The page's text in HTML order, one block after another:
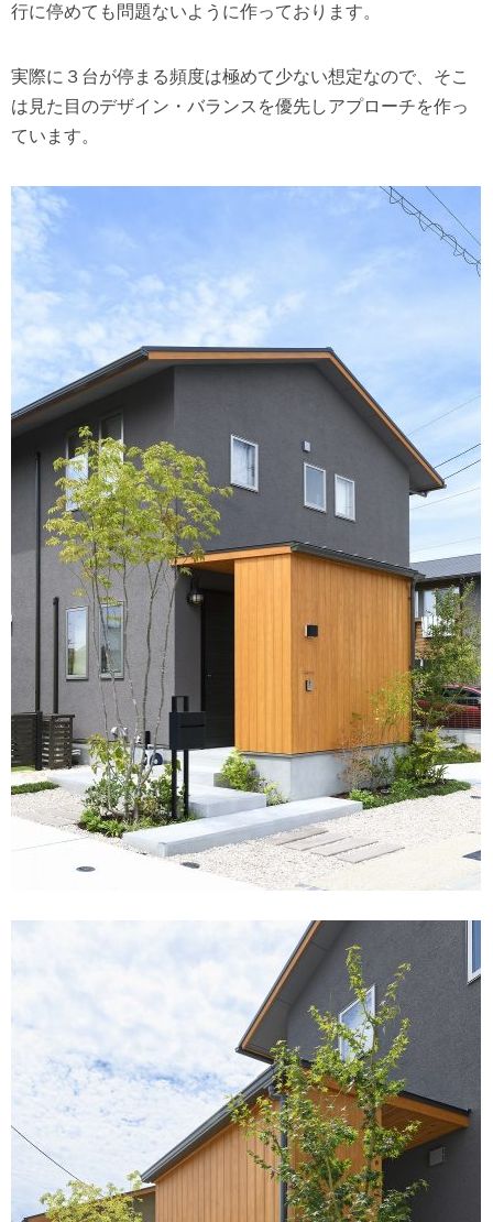
行に停めても問題ないように作っております。
実際に３台が停まる頻度は極めて少ない想定なので、そこ
は見た目のデザイン・バランスを優先しアプローチを作っ
ています。